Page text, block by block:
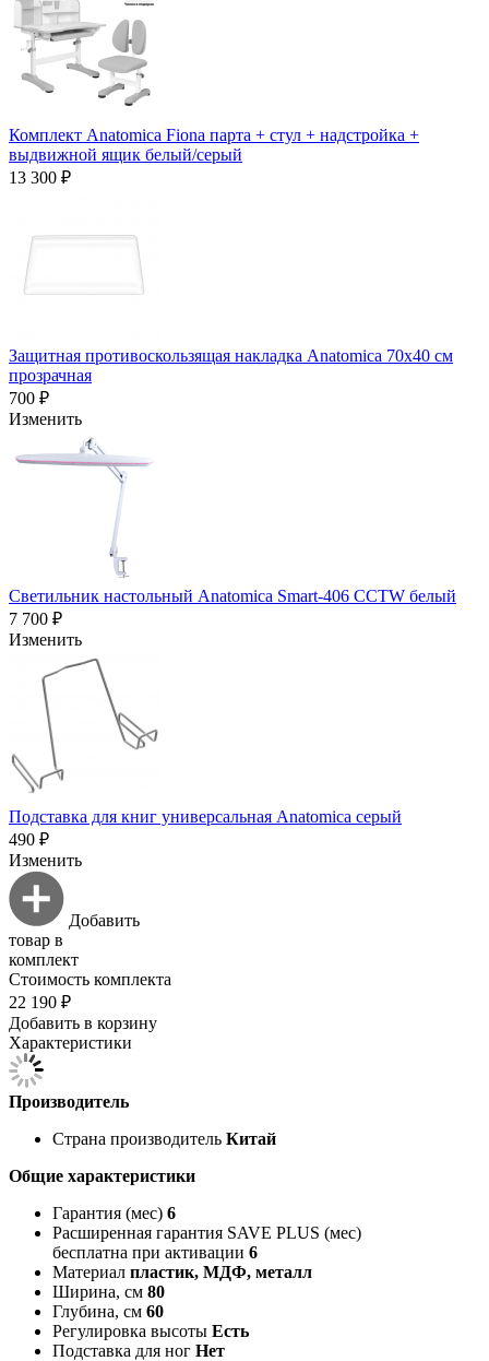
Комплект Anatomica Fiona парта + стул + надстройка +
выдвижной ящик белый/серый
13 300 ₽
Защитная противоскользящая накладка Anatomica 70х40 см
прозрачная
700 ₽
Изменить
Светильник настольный Anatomica Smart-406 CCTW белый
7 700 ₽
Изменить
Подставка для книг универсальная Anatomica серый
490 ₽
Изменить
Добавить
товар в
комплект
Стоимость комплекта
22 190 ₽
Добавить в корзину
Характеристики
Производитель
Страна производитель Китай
Общие характеристики
Гарантия (мес) 6
Расширенная гарантия SAVE PLUS (мес)
бесплатна при активации 6
Материал пластик, МДФ, металл
Ширина, см 80
Глубина, см 60
Регулировка высоты Есть
Подставка для ног Нет